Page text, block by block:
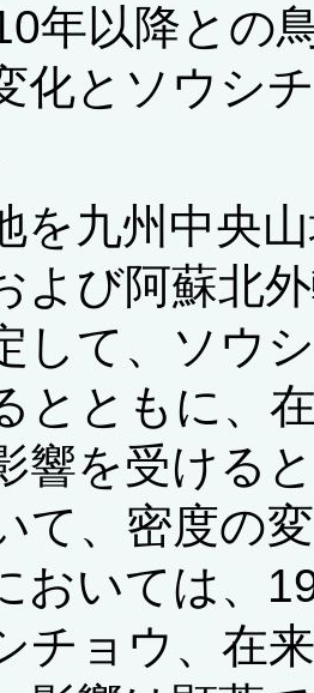
年以降との
化とソウシ
を九州中央
よび阿蘇北
して、ソウ
とともに、
響を受ける
て、密度の
おいては、
チョウ、在